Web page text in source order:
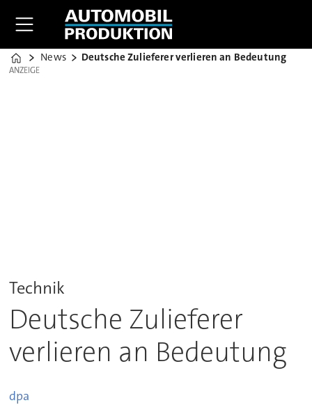
Home
News Deutsche Zulieferer verlieren an Bedeutung
ANZEIGE
ANZEIGE
Technik
Deutsche Zulieferer
verlieren an Bedeutung
dpa